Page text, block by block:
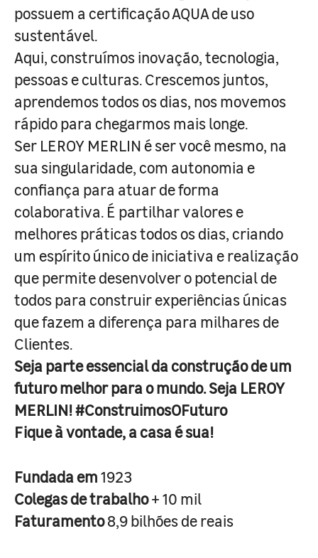
possuem a certificação AQUA de uso
sustentável.
Aqui, construímos inovação, tecnologia,
pessoas e culturas. Crescemos juntos,
aprendemos todos os dias, nos movemos
rápido para chegarmos mais longe.
Ser LEROY MERLIN é ser você mesmo, na
sua singularidade, com autonomia e
confiança para atuar de forma
colaborativa. É partilhar valores e
melhores práticas todos os dias, criando
um espírito único de iniciativa e realização
que permite desenvolver o potencial de
todos para construir experiências únicas
que fazem a diferença para milhares de
Clientes.
Seja parte essencial da construção de um
futuro melhor para o mundo. Seja LEROY
MERLIN! #ConstruimosOFuturo
Fique à vontade, a casa é sua!
Fundada em1923
Colegas de trabalho+ 10 mil
Faturamento8,9 bilhões de reais